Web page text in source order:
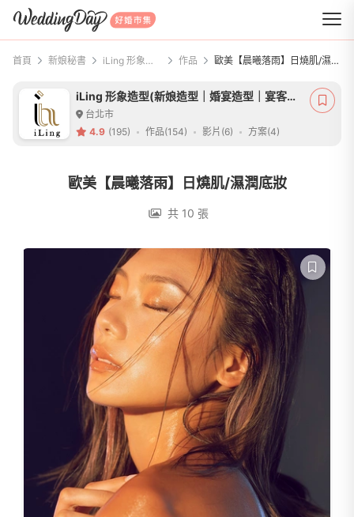
WeddingDay 好婚市集
首頁 新娘秘書 iLing 形象造型(新娘造型｜婚宴造型｜宴客髮型) 作品 歐美【晨曦落雨】日燒肌/濕潤底妝
iLing 形象造型(新娘造型｜婚宴造型｜宴客髮型)
台北市
4.9 (195) 作品(154) 影片(6) 方案(4)
歐美【晨曦落雨】日燒肌/濕潤底妝
共 10 張